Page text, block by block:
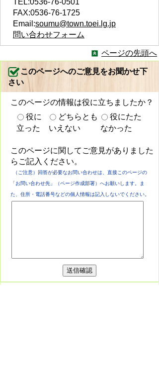
TEL:0536-76-0501
FAX:0536-76-1725
Email:soumu@town.toei.lg.jp
問い合わせフォーム
ページの先頭へ
このページへのご意見をお聞かせ下
さい
このページの情報は役に立ちましたか？
役に
立った
どちらとも
いえない
役にたた
なかった
このページに関してご意見がありました
らご記入ください。
（ご注意）回答が必要なお問い合わせは、直接このページの
「お問い合わせ先」（ページ作成部署）へお願いします。ま
た、住所・電話番号などの個人情報は記入しないでください。